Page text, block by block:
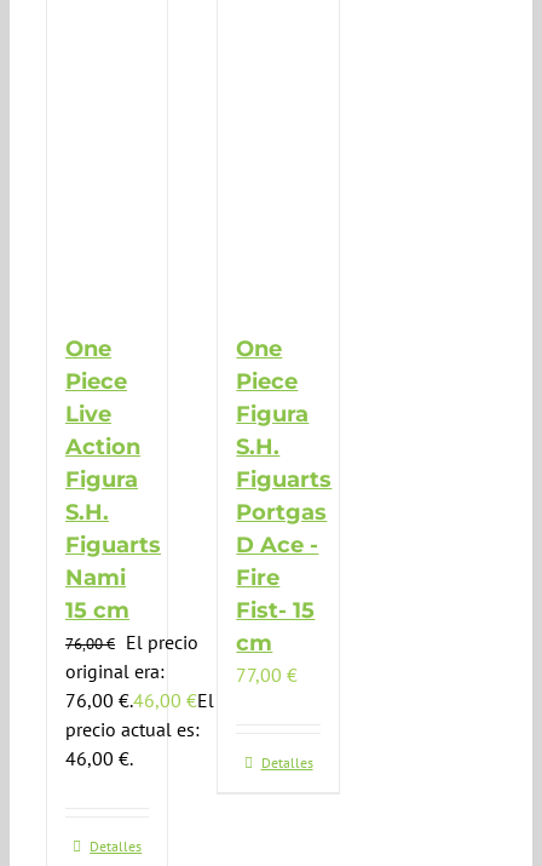
One
Piece
Live
Action
Figura
S.H.
Figuarts
Nami
15 cm
76,00€ El precio
original era:
76,00 €.46,00 €El
precio actual es:
46,00 €.
Detalles
One
Piece
Figura
S.H.
Figuarts
Portgas
D Ace -
Fire
Fist- 15
cm
77,00€
Detalles